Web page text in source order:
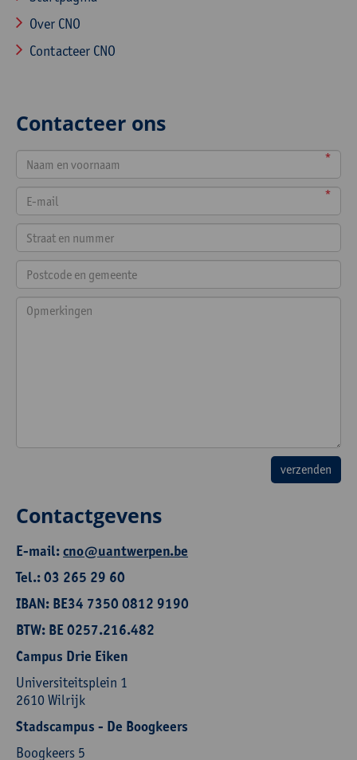
Over CNO
Contacteer CNO
Contacteer ons
*
*
Contactgevens
E-mail:cno@uantwerpen.be
Tel.: 03 265 29 60
IBAN: BE34 7350 0812 9190
BTW: BE 0257.216.482
Campus Drie Eiken
Universiteitsplein 1
2610 Wilrijk
Stadscampus - De Boogkeers
Boogkeers 5